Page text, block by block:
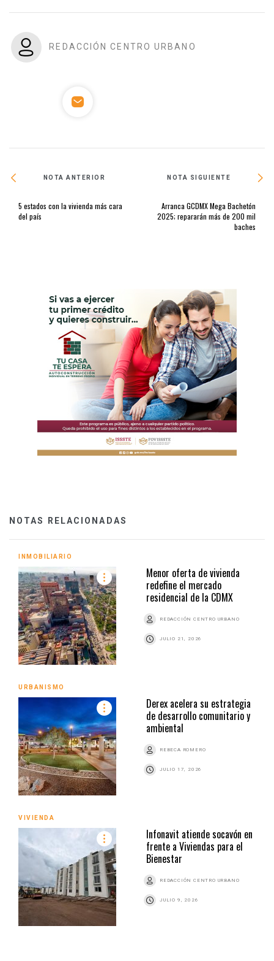
REDACCIÓN CENTRO URBANO
NOTA ANTERIOR
5 estados con la vivienda más cara
del país
NOTA SIGUIENTE
Arranca GCDMX Mega Bachetón
2025; repararán más de 200 mil
baches
NOTAS RELACIONADAS
INMOBILIARIO
Menor oferta de vivienda
redefine el mercado
residencial de la CDMX
REDACCIÓN CENTRO URBANO
JULIO 21, 2026
URBANISMO
Derex acelera su estrategia
de desarrollo comunitario y
ambiental
REBECA ROMERO
JULIO 17, 2026
VIVIENDA
Infonavit atiende socavón en
frente a Viviendas para el
Bienestar
REDACCIÓN CENTRO URBANO
JULIO 9, 2026